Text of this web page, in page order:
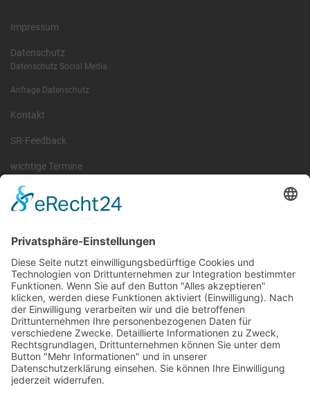
Impressum
Datenschutz
Datenschutz Social Media
Anfrage Datenschutz
Kontakt
SR-Feedback
wichtige Termine
Information
Die RLSO ist der Zusammenschluss der Landesverbände Bayern,
gleichzeitig Veranstalter der Spiele der Regionalliga in
verschiedenen Ligen.